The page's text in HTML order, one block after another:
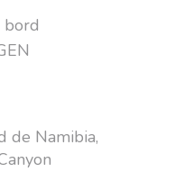
de Namibia,